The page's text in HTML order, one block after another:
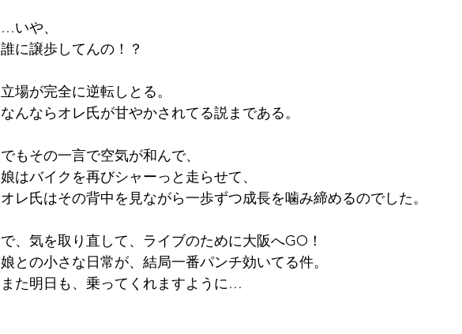
…いや、
誰に譲歩してんの！？
立場が完全に逆転しとる。
なんならオレ氏が甘やかされてる説まである。
でもその一言で空気が和んで、
娘はバイクを再びシャーっと走らせて、
オレ氏はその背中を見ながら一歩ずつ成長を噛み締めるのでした。
で、気を取り直して、ライブのために大阪へGO！
娘との小さな日常が、結局一番パンチ効いてる件。
また明日も、乗ってくれますように…